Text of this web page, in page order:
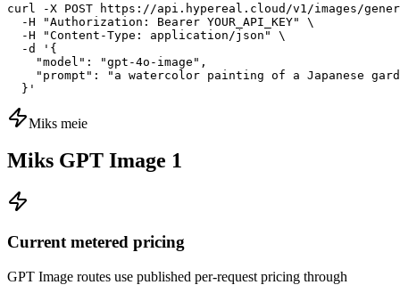
curl -X POST https://api.hypereal.cloud/v1/images/
  -H "Authorization: Bearer YOUR_API_KEY" \
  -H "Content-Type: application/json" \
  -d '{
    "model": "gpt-4o-image",
"prompt": "a watercolor painting of a Japanese
  }'
Miks meie
Miks GPT Image 1
Current metered pricing
GPT Image routes use published per-request pricing through